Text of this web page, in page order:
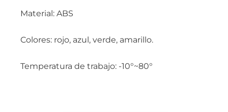
Material: ABS
Colores: rojo, azul, verde, amarillo.
Temperatura de trabajo: -10°~80°